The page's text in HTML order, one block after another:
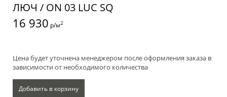
ЛЮЧ / ON 03 LUC SQ
16 930 р/м2
Цена будет уточнена менеджером после оформления заказа в
зависимости от необходимого количества
Добавить в корзину